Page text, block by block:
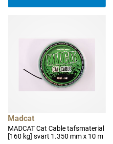
Madcat
MADCAT Cat Cable tafsmaterial
[160 kg] svart 1.350 mm x 10 m